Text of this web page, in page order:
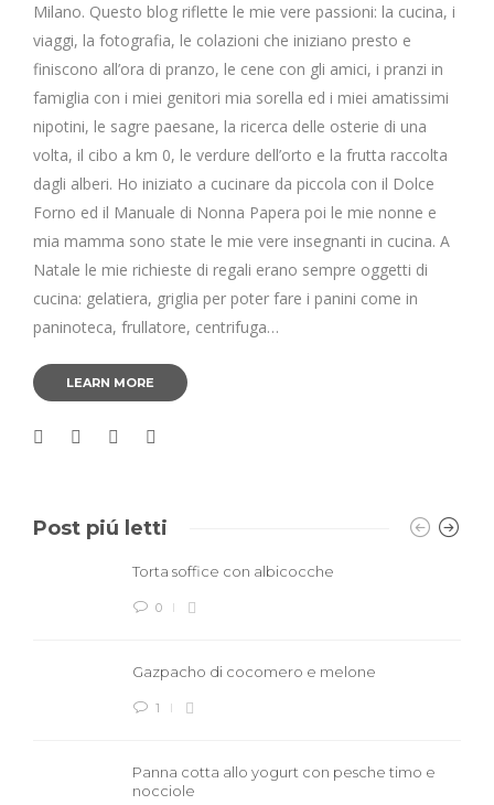
Milano. Questo blog riflette le mie vere passioni: la cucina, i
viaggi, la fotografia, le colazioni che iniziano presto e
finiscono all’ora di pranzo, le cene con gli amici, i pranzi in
famiglia con i miei genitori mia sorella ed i miei amatissimi
nipotini, le sagre paesane, la ricerca delle osterie di una
volta, il cibo a km 0, le verdure dell’orto e la frutta raccolta
dagli alberi. Ho iniziato a cucinare da piccola con il Dolce
Forno ed il Manuale di Nonna Papera poi le mie nonne e
mia mamma sono state le mie vere insegnanti in cucina. A
Natale le mie richieste di regali erano sempre oggetti di
cucina: gelatiera, griglia per poter fare i panini come in
paninoteca, frullatore, centrifuga…
LEARN MORE
Post piú letti
Torta soffice con albicocche
0
Gazpacho di cocomero e melone
1
Panna cotta allo yogurt con pesche timo e
nocciole